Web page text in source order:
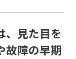
、見た目を
故障の早期